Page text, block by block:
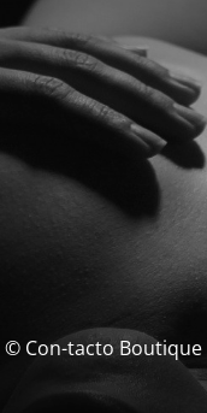
© Con-tacto